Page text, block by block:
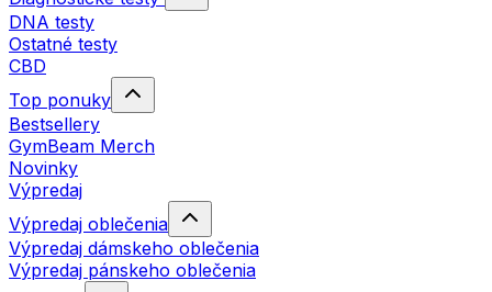
DNA testy
Ostatné testy
CBD
Top ponuky
Bestsellery
GymBeam Merch
Novinky
Výpredaj
Výpredaj oblečenia
Výpredaj dámskeho oblečenia
Výpredaj pánskeho oblečenia